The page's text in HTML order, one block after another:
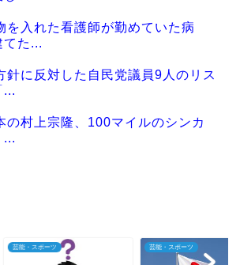
を入れた看護師が勤めていた病
てた...
針に反対した自民党議員9人のリス
...
の村上宗隆、100マイルのシンカ
...
芸能・スポーツ 芸能・スポーツ